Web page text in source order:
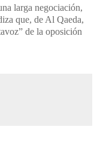
larga negociación,
que, de Al Qaeda,
de la oposición